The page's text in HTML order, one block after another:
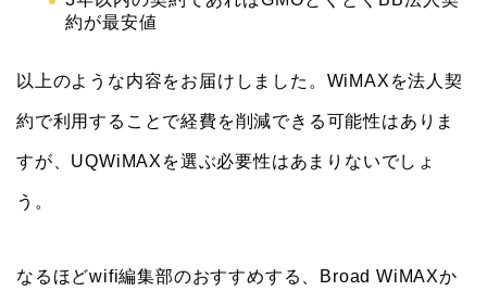
約が最安値
以上のような内容をお届けしました。WiMAXを法人契
約で利用することで経費を削減できる可能性はありま
すが、UQWiMAXを選ぶ必要性はあまりないでしょ
う。
なるほどwifi編集部のおすすめする、Broad WiMAXか